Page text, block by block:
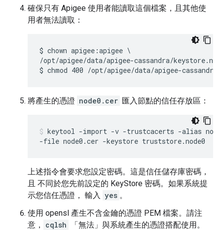
確保只有 Apigee 使用者能讀取這個檔案，且其他使
用者無法讀取：
$ chown apigee:apigee \
/opt/apigee/data/apigee-cassandra/
$ chmod 400 /opt/apigee/data/apigee-
將產生的憑證 node0.cer 匯入節點的信任存放區：
keytool -import -v -trustcacerts -alias
-file node0.cer -keystore truststore.node0
上述指令會要求您設定密碼。這是信任儲存庫密碼，
且 不同於您先前設定的 KeyStore 密碼。如果系統提
示您信任憑證， 輸入 yes 。
使用 opensl 產生不含金鑰的憑證 PEM 檔案。請注
意，
cqlsh 「無法」與系統產生的憑證搭配使用。